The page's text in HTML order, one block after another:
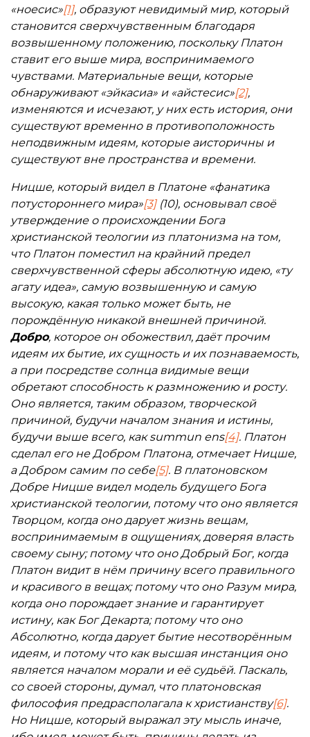
«ноесис»[1], образуют невидимый мир, который
становится сверхчувственным благодаря
возвышенному положению, поскольку Платон
ставит его выше мира, воспринимаемого
чувствами. Материальные вещи, которые
обнаруживают «эйкасиа» и «айстесис»[2],
изменяются и исчезают, у них есть история, они
существуют временно в противоположность
неподвижным идеям, которые аисторичны и
существуют вне пространства и времени.
Ницше, который видел в Платоне «фанатика
потустороннего мира»[3](10), основывал своё
утверждение о происхождении Бога
христианской теологии из платонизма на том,
что Платон поместил на крайний предел
сверхчувственной сферы абсолютную идею, «ту
агату идеа», самую возвышенную и самую
высокую, какая только может быть, не
порождённую никакой внешней причиной.
Добро, которое он обожествил, даёт прочим
идеям их бытие, их сущность и их познаваемость,
а при посредстве солнца видимые вещи
обретают способность к размножению и росту.
Оно является, таким образом, творческой
причиной, будучи началом знания и истины,
будучи выше всего, как summun ens[4]. Платон
сделал его не Добром Платона, отмечает Ницше,
а Добром самим по себе[5]. В платоновском
Добре Ницше видел модель будущего Бога
христианской теологии, потому что оно является
Творцом, когда оно дарует жизнь вещам,
воспринимаемым в ощущениях, доверяя власть
своему сыну; потому что оно Добрый Бог, когда
Платон видит в нём причину всего правильного
и красивого в вещах; потому что оно Разум мира,
когда оно порождает знание и гарантирует
истину, как Бог Декарта; потому что оно
Абсолютно, когда дарует бытие несотворённым
идеям, и потому что как высшая инстанция оно
является началом морали и её судьёй. Паскаль,
со своей стороны, думал, что платоновская
философия предрасполагала к христианству[6].
Но Ницше, который выражал эту мысль иначе,